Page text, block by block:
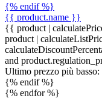
{% endif %}
{{ product.name }}
{{ product |
product |
and
Ultimo prezzo più basso:
{% endif %}
{% endfor %}